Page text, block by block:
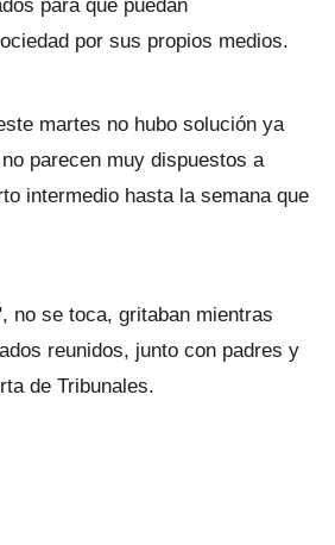
para que puedan
por sus propios medios.
martes no hubo solución ya
parecen muy dispuestos a
intermedio hasta la semana que
no se toca, gritaban mientras
reunidos, junto con padres y
de Tribunales.